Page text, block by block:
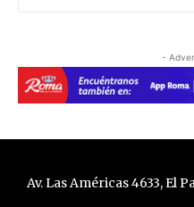
-
Av. Las Américas 4633, El